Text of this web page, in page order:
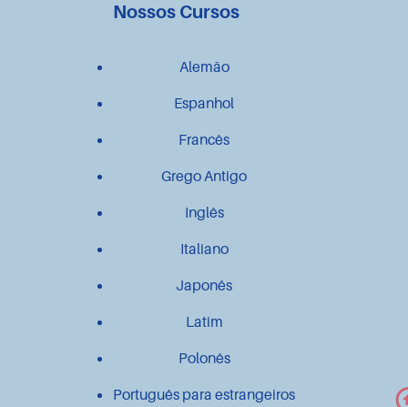
Nossos Cursos
Alemão
Espanhol
Francês
Grego Antigo
Inglês
Italiano
Japonês
Latim
Polonês
Português para estrangeiros